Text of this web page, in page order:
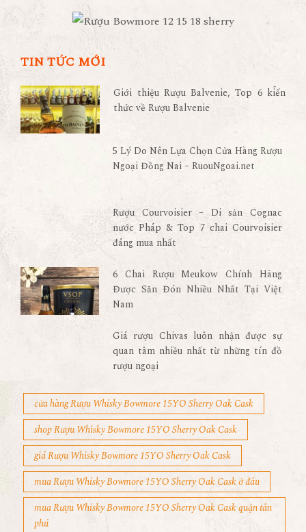
TIN TỨC MỚI
Giới thiệu Rượu Balvenie, Top 6 kiến
thức về Rượu Balvenie
5 Lý Do Nên Lựa Chọn Cửa Hàng Rượu
Ngoại Đồng Nai – RuouNgoai.net
Rượu Courvoisier – Di sản Cognac
nước Pháp & Top 7 chai Courvoisier
đáng mua nhất
6 Chai Rượu Meukow Chính Hãng
Được Săn Đón Nhiều Nhất Tại Việt
Nam
Giá rượu Chivas luôn nhận được sự
quan tâm nhiều nhất từ những tín đồ
rượu ngoại
cửa hàng Rượu Whisky Bowmore 15YO Sherry Oak Cask
shop Rượu Whisky Bowmore 15YO Sherry Oak Cask
giá Rượu Whisky Bowmore 15YO Sherry Oak Cask
mua Rượu Whisky Bowmore 15YO Sherry Oak Cask ở đâu
mua Rượu Whisky Bowmore 15YO Sherry Oak Cask quận tân
phú